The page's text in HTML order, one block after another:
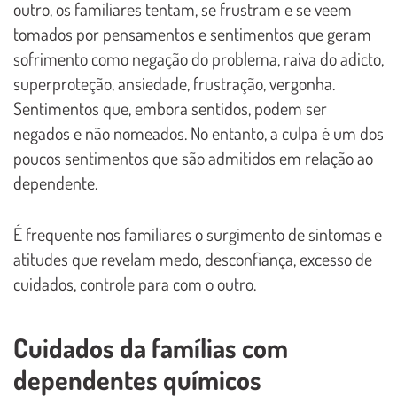
outro, os familiares tentam, se frustram e se veem
tomados por pensamentos e sentimentos que geram
sofrimento como negação do problema, raiva do adicto,
superproteção, ansiedade, frustração, vergonha.
Sentimentos que, embora sentidos, podem ser
negados e não nomeados. No entanto, a culpa é um dos
poucos sentimentos que são admitidos em relação ao
dependente.
É frequente nos familiares o surgimento de sintomas e
atitudes que revelam medo, desconfiança, excesso de
cuidados, controle para com o outro.
Cuidados da famílias com
dependentes químicos